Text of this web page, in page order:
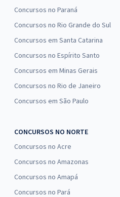
Concursos no Paraná
Concursos no Rio Grande do Sul
Concursos em Santa Catarina
Concursos no Espírito Santo
Concursos em Minas Gerais
Concursos no Rio de Janeiro
Concursos em São Paulo
CONCURSOS NO NORTE
Concursos no Acre
Concursos no Amazonas
Concursos no Amapá
Concursos no Pará